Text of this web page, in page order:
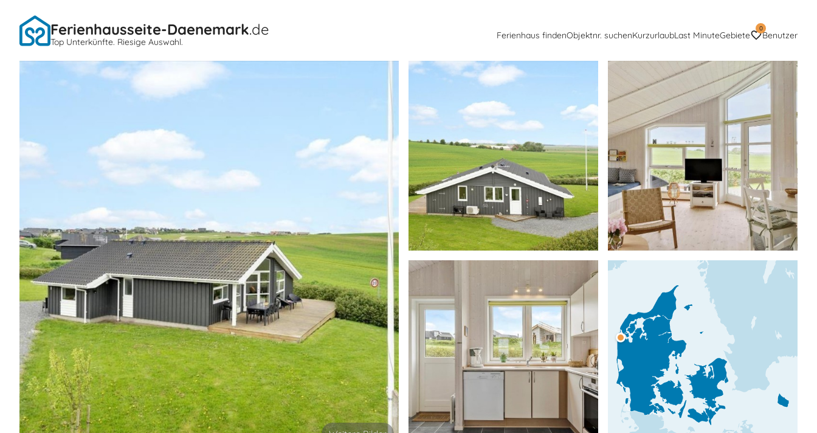
Ferienhausseite-Daenemark.de
Top Unterkünfte. Riesige Auswahl.
Ferienhaus findenObjektnr. suchenKurzurlaubLast MinuteGebiete
0
Benutzer